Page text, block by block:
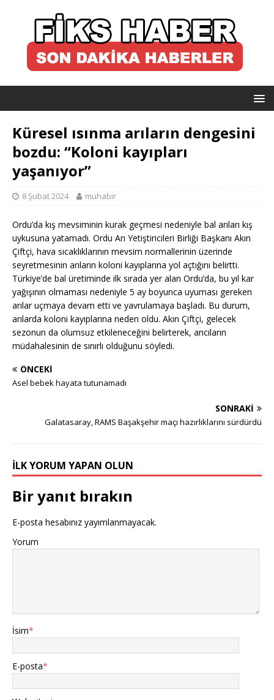
Küresel ısınma arıların dengesini
bozdu: “Koloni kayıpları
yaşanıyor”
8 Şubat 2024 muhabir
Ordu’da kış mevsiminin kurak geçmesi nedeniyle bal arıları kış
uykusuna yatamadı. Ordu Arı Yetiştiricileri Birliği Başkanı Akın
Çiftçi, hava sıcaklıklarının mevsim normallerinin üzerinde
seyretmesinin arıların koloni kayıplarına yol açtığını belirtti.
Türkiye’de bal üretiminde ilk sırada yer alan Ordu’da, bu yıl kar
yağışının olmaması nedeniyle 5 ay boyunca uyuması gereken
arılar uçmaya devam etti ve yavrulamaya başladı. Bu durum,
arılarda koloni kayıplarına neden oldu. Akın Çiftçi, gelecek
sezonun da olumsuz etkileneceğini belirterek, arıcıların
müdahalesinin de sınırlı olduğunu söyledi.
ÖNCEKI
Asel bebek hayata tutunamadı
SONRAKI
Galatasaray, RAMS Başakşehir maçı hazırlıklarını sürdürdü
İLK YORUM YAPAN OLUN
Bir yanıt bırakın
E-posta hesabınız yayımlanmayacak.
Yorum
İsim*
E-posta*